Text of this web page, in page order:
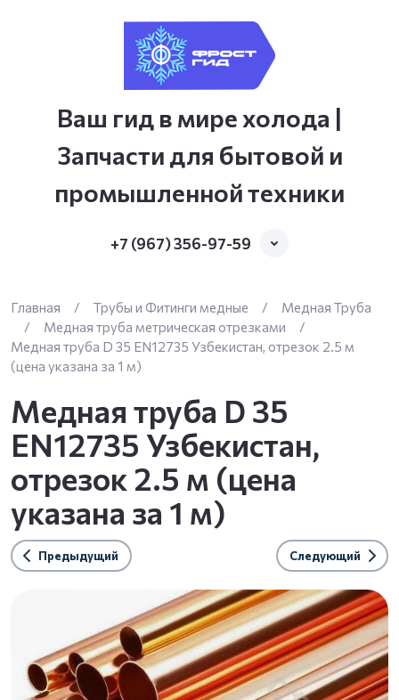
Ваш гид в мире холода |
Запчасти для бытовой и
промышленной техники
+7 (967) 356-97-59
Главная / Трубы и Фитинги медные /
Медная Труба
/
Медная труба метрическая отрезками
/
Медная труба D 35 EN12735 Узбекистан, отрезок 2.5 м
(цена указана за 1 м)
Медная труба D 35
EN12735 Узбекистан,
отрезок 2.5 м (цена
указана за 1 м)
Предыдущий Следующий